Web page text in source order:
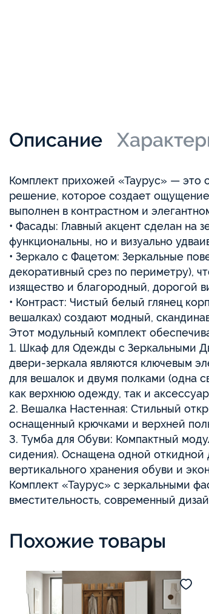
Описание
Комплект прихожей «Таурус» — это
решение, которое создает
выполнен в контрастном и
• Фасады: Главный акцент сделан на
функциональны, но и визуально
• Зеркало с Фацетом: Зеркальные
декоративный срез по периметру),
изящество и благородный, дорогой
• Контраст: Чистый белый глянец
вешалках) создают модный,
Этот модульный комплект
1. Шкаф для Одежды с Зеркальными
двери-зеркала являются ключевым
для вешалок и двумя полками (одна
как верхнюю одежду, так и
2. Вешалка Настенная: Стильный
оснащенный крючками и верхней
3. Тумба для Обуви: Компактный
сидения). Оснащена одной
вертикального хранения обуви и
Комплект «Таурус» с зеркальными
вместительность, современный
Похожие товары